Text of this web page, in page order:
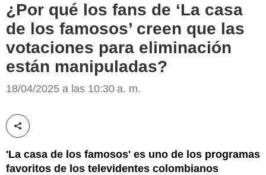
¿Por qué los fans de ‘La casa
de los famosos’ creen que las
votaciones para eliminación
están manipuladas?
18/04/2025 a las 10:30 a. m.
Compartir esta noticia
'La casa de los famosos' es uno de los programas
favoritos de los televidentes colombianos